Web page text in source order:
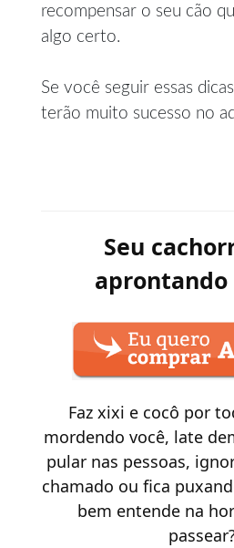
recompensar o seu cão
algo certo.
Se você seguir essas
terão muito sucesso no
Seu
Faz xixi e cocô por
mordendo você, late
pular nas pessoas,
chamado ou fica
bem entende na